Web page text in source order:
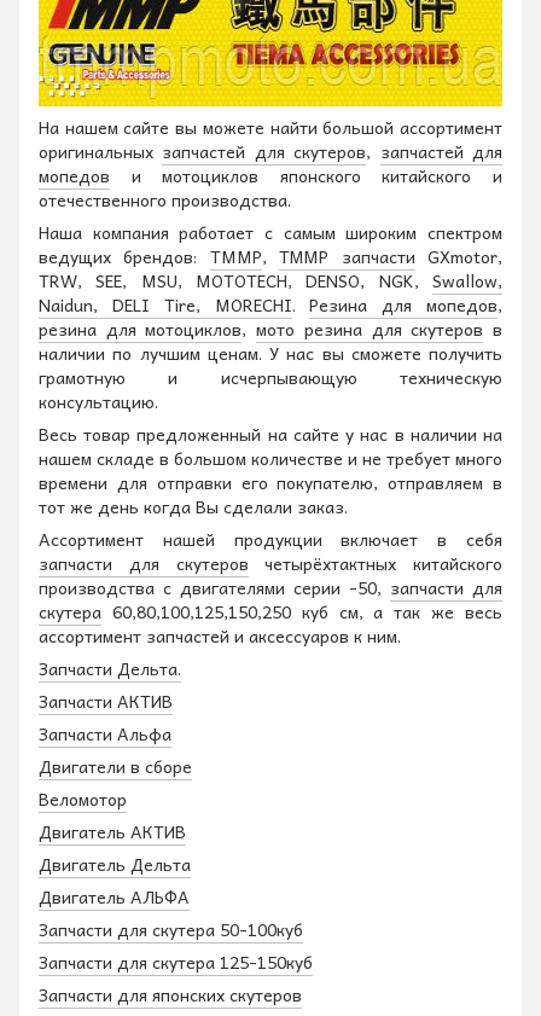
На нашем сайте вы можете найти большой ассортимент
оригинальных запчастей для скутеров, запчастей для
мопедов и мотоциклов японского китайского и
отечественного производства.
Наша компания работает с самым широким спектром
ведущих брендов: TMMP,ТММР запчасти GXmotor,
TRW, SEE, MSU, MOTOTECH, DENSO, NGK, Swallow,
Naidun, DELI Tire, MORECHI.Резина для мопедов,
резина для мотоциклов,мото резина для скутеров в
наличии по лучшим ценам. У нас вы сможете получить
грамотную и исчерпывающую техническую
консультацию.
Весь товар предложенный на сайте у нас в наличии на
нашем складе в большом количестве и не требует много
времени для отправки его покупателю, отправляем в
тот же день когда Вы сделали заказ.
Ассортимент нашей продукции включает в себя
запчасти для скутеров четырёхтактных китайского
производства с двигателями серии -50, запчасти для
скутера 60,80,100,125,150,250 куб см, а так же весь
ассортимент запчастей и аксессуаров к ним.
Запчасти Дельта.
Запчасти АКТИВ
Запчасти Альфа
Двигатели в сборе
Веломотор
Двигатель АКТИВ
Двигатель Дельта
Двигатель АЛЬФА
Запчасти для скутера 50-100куб
Запчасти для скутера 125-150куб
Запчасти для японских скутеров